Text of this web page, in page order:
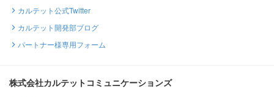
カルテット公式Twitter
カルテット開発部ブログ
パートナー様専用フォーム
株式会社カルテットコミュニケーションズ